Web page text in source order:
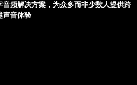
音频解决方案，为众多而非少数人提供跨
声音体验